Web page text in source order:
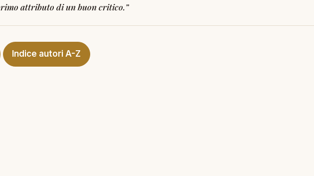
attributo di un buon critico.”
Indice autori A-Z